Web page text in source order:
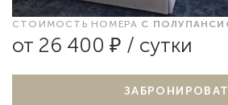
СТОИМОСТЬ НОМЕРА С
от 26 400 ₽ / сутки